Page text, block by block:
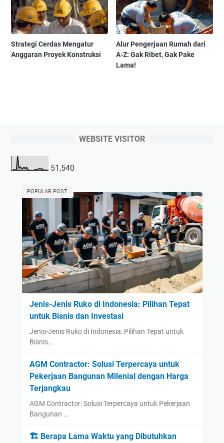
Strategi Cerdas Mengatur
Anggaran Proyek Konstruksi
Alur Pengerjaan Rumah dari
A-Z: Gak Ribet, Gak Pake
Lama!
WEBSITE VISITOR
51,540
POPULAR POST
Jenis-Jenis Ruko di Indonesia: Pilihan Tepat
untuk Bisnis dan Investasi
Jenis-Jenis Ruko di Indonesia: Pilihan Tepat untuk
Bisnis…
AGM Contractor: Solusi Terpercaya untuk
Pekerjaan Bangunan Milenial dengan Harga
Terjangkau
AGM Contractor: Solusi Terpercaya untuk Pekerjaan
Bangunan …
🏗️ Berapa Lama Waktu yang Dibutuhkan